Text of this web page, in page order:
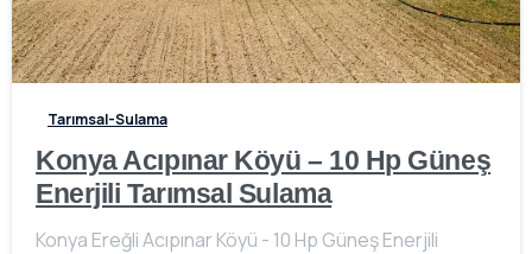
-
Tarımsal-Sulama
Konya Acıpınar Köyü – 10 Hp Güneş
Enerjili Tarımsal Sulama
Konya Ereğli Acıpınar Köyü - 10 Hp Güneş Enerjili